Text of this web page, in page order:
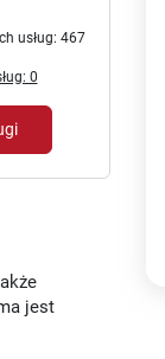
usług: 467
0
jest